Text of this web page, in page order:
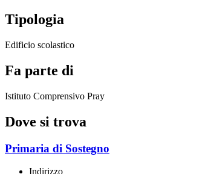
Tipologia
Edificio scolastico
Fa parte di
Istituto Comprensivo Pray
Dove si trova
Primaria di Sostegno
Indirizzo